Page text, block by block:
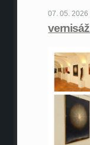
07. 05. 2026